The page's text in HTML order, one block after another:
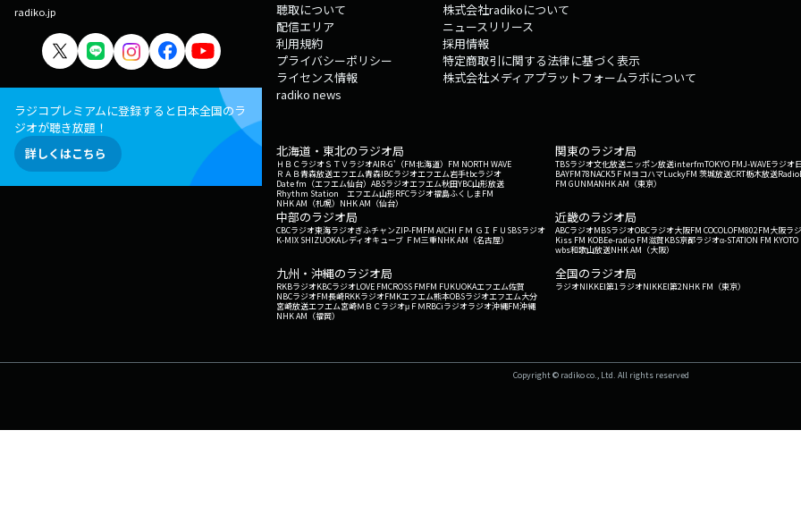
radiko.jp
ラジコプレミアムに登録すると日本全国のラ
ジオが聴き放題！
詳しくはこちら
聴取について
配信エリア
利用規約
プライバシーポリシー
ライセンス情報
radiko news
株式会社radikoについて
ニュースリリース
採用情報
特定商取引に関する法律に基づく表示
株式会社メディアプラットフォームラボについて
北海道・東北のラジオ局
ＨＢＣラジオＳＴＶラジオAIR-G'（FM北海道） FM NORTH WAVE
ＲＡＢ青森放送エフエム青森IBCラジオエフエム岩手tbcラジオ
Date fm（エフエム仙台） ABSラジオエフエム秋田YBC山形放送
Rhythm Station エフエム山形RFCラジオ福島ふくしまFM
NHK AM（札幌） NHK AM（仙台）
関東のラジオ局
TBSラジオ文化放送ニッポン放送interfmTOKYO FMJ-WAVEラジオ
BAYFM78NACK5 ＦＭヨコハマLuckyFM 茨城放送CRT栃木放送
FM GUNMANHK AM（東京）
中部のラジオ局
CBCラジオ東海ラジオぎふチャンZIP-FMFM AICHI ＦＭ ＧＩＦＵ SBSラジオ
K-MIX SHIZUOKAレディオキューブ ＦＭ三重NHK AM（名古屋）
近畿のラジオ局
ABCラジオMBSラジオOBCラジオ大阪FM COCOLOFM802FM大阪ラ
Kiss FM KOBEe-radio FM滋賀KBS京都ラジオα-STATION FM KYOTO
wbs和歌山放送NHK AM（大阪）
九州・沖縄のラジオ局
RKBラジオKBCラジオLOVE FMCROSS FMFM FUKUOKAエフエム佐賀
NBCラジオFM長崎RKKラジオFMKエフエム熊本OBSラジオエフエム大分
宮崎放送エフエム宮崎ＭＢＣラジオμＦＭRBCiラジオラジオ沖縄FM沖縄
NHK AM（福岡）
全国のラジオ局
ラジオNIKKEI第1ラジオNIKKEI第2NHK FM（東京）
Copyright © radiko co., Ltd. All rights reserved